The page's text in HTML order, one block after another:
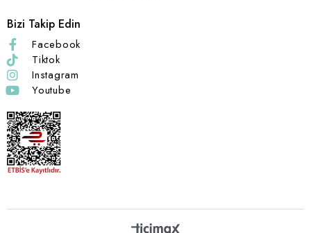
Bizi Takip Edin
Facebook
Tiktok
Instagram
Youtube